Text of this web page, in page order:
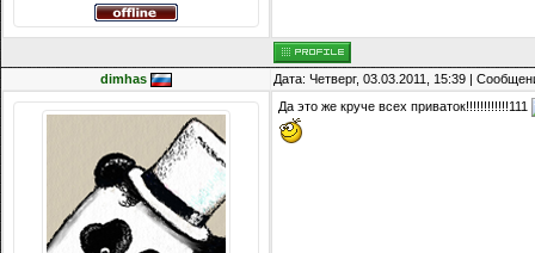
dimhas Дата: Четверг, 03.03.2011, 15:39 |
Да это же круче всех приваток!!!!!!!!!!!!111